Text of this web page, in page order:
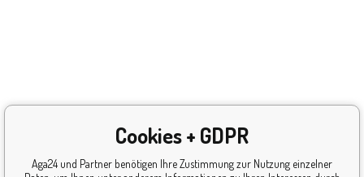
Cookies + GDPR
Aga24 und Partner benötigen Ihre Zustimmung zur Nutzung einzelner